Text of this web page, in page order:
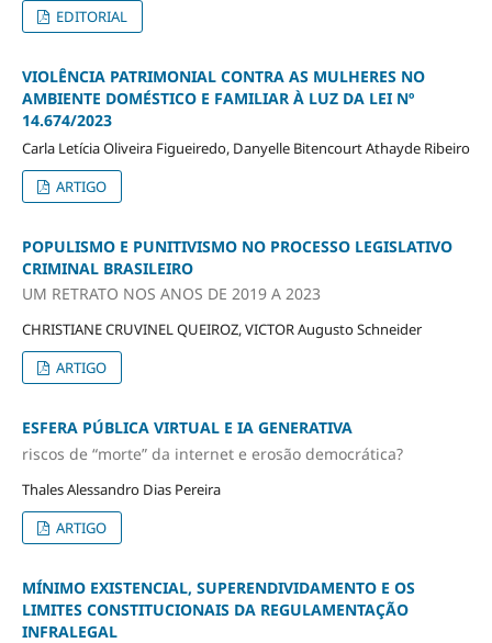
EDITORIAL
VIOLÊNCIA PATRIMONIAL CONTRA AS MULHERES NO
AMBIENTE DOMÉSTICO E FAMILIAR À LUZ DA LEI Nº
14.674/2023
Carla Letícia Oliveira Figueiredo, Danyelle Bitencourt Athayde Ribeiro
ARTIGO
POPULISMO E PUNITIVISMO NO PROCESSO LEGISLATIVO
CRIMINAL BRASILEIRO
UM RETRATO NOS ANOS DE 2019 A 2023
CHRISTIANE CRUVINEL QUEIROZ, VICTOR Augusto Schneider
ARTIGO
ESFERA PÚBLICA VIRTUAL E IA GENERATIVA
riscos de “morte” da internet e erosão democrática?
Thales Alessandro Dias Pereira
ARTIGO
MÍNIMO EXISTENCIAL, SUPERENDIVIDAMENTO E OS
LIMITES CONSTITUCIONAIS DA REGULAMENTAÇÃO
INFRALEGAL